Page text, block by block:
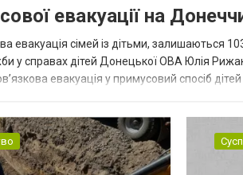
евакуації на
евакуація сімей із дітьми, залишаються
у справах дітей Донецької ОВА Юлія
евакуація у примусовий спосіб